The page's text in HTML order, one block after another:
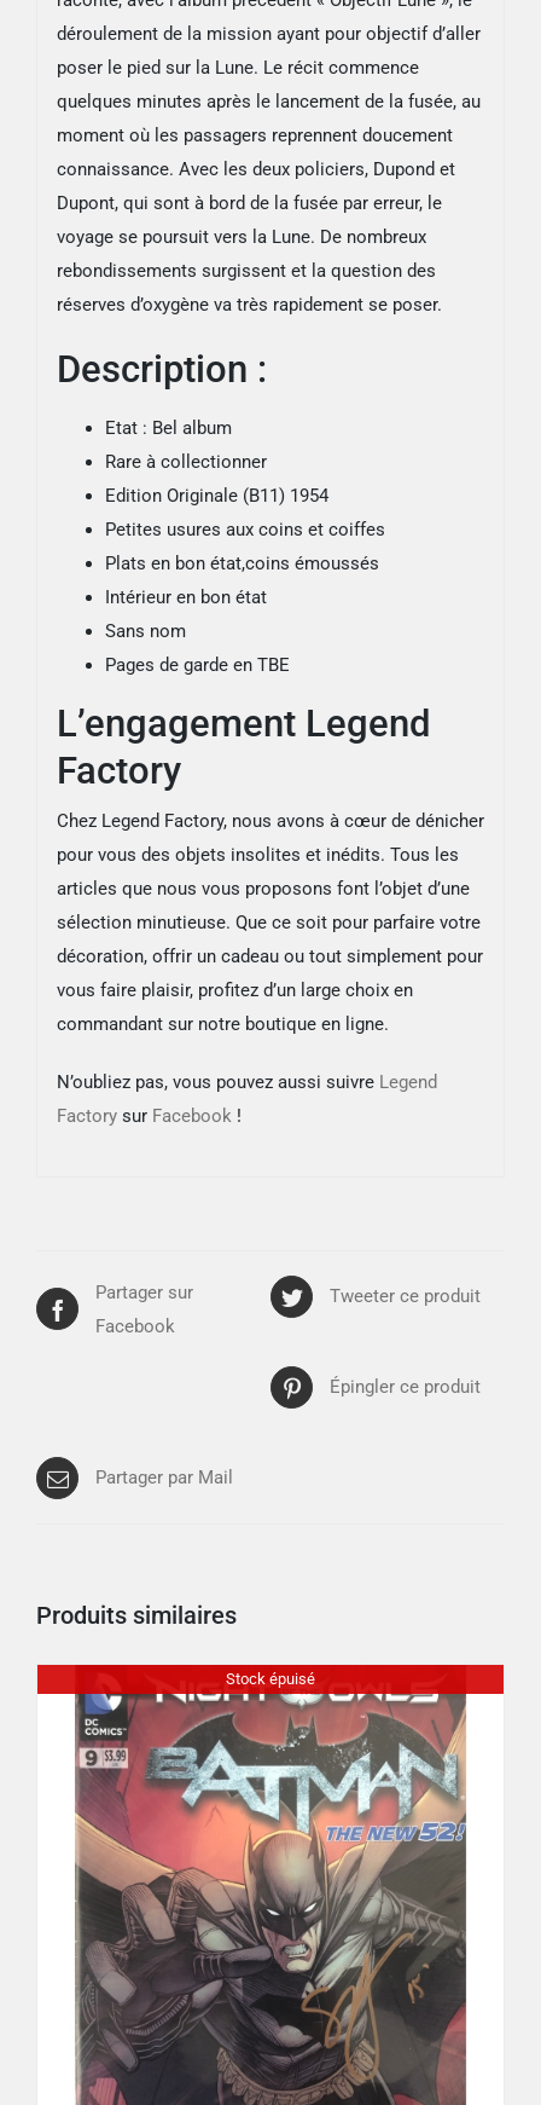
déroulement de la mission ayant pour objectif d’aller
poser le pied sur la Lune. Le récit commence
quelques minutes après le lancement de la fusée, au
moment où les passagers reprennent doucement
connaissance. Avec les deux policiers, Dupond et
Dupont, qui sont à bord de la fusée par erreur, le
voyage se poursuit vers la Lune. De nombreux
rebondissements surgissent et la question des
réserves d’oxygène va très rapidement se poser.
Description :
Etat : Bel album
Rare à collectionner
Edition Originale (B11) 1954
Petites usures aux coins et coiffes
Plats en bon état,coins émoussés
Intérieur en bon état
Sans nom
Pages de garde en TBE
L’engagement Legend
Factory
Chez Legend Factory, nous avons à cœur de dénicher
pour vous des objets insolites et inédits. Tous les
articles que nous vous proposons font l’objet d’une
sélection minutieuse. Que ce soit pour parfaire votre
décoration, offrir un cadeau ou tout simplement pour
vous faire plaisir, profitez d’un large choix en
commandant sur notre boutique en ligne.
N’oubliez pas, vous pouvez aussi suivre Legend
Factorysur Facebook!
Partager sur
Facebook
Tweeter ce produit
Épingler ce produit
Partager par Mail
Produits similaires
Stock épuisé